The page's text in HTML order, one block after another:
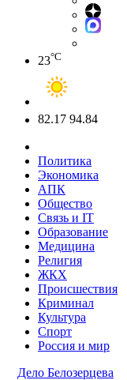
23°C
82.17 94.84
Политика
Экономика
АПК
Общество
Связь и IT
Образование
Медицина
Религия
ЖКХ
Происшествия
Криминал
Культура
Спорт
Россия и мир
Дело Белозерцева